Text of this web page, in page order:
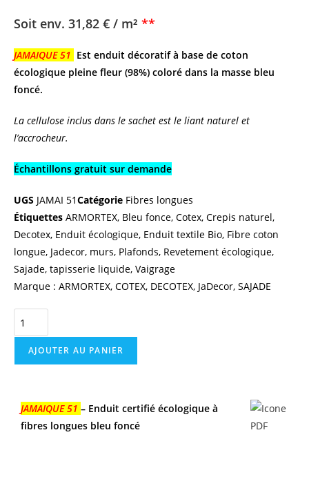
Soit env. 31,82 € / m² **
JAMAIQUE 51 Est enduit décoratif à base de coton
écologique pleine fleur (98%) coloré dans la masse bleu
foncé.
La cellulose inclus dans le sachet est le liant naturel et
l’accrocheur.
Échantillons gratuit sur demande
UGS JAMAI 51Catégorie Fibres longues
Étiquettes ARMORTEX, Bleu fonce, Cotex, Crepis naturel,
Decotex, Enduit écologique, Enduit textile Bio, Fibre coton
longue, Jadecor, murs, Plafonds, Revetement écologique,
Sajade, tapisserie liquide, Vaigrage
Marque : ARMORTEX, COTEX, DECOTEX, JaDecor, SAJADE
AJOUTER AU PANIER
JAMAIQUE 51 – Enduit certifié écologique à
fibres longues bleu foncé